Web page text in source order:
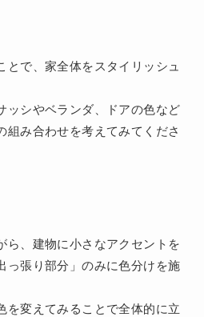
とで、家全体をスタイリッシュ
ッシやベランダ、ドアの色など
組み合わせを考えてみてくださ
ら、建物に小さなアクセントを
っ張り部分」のみに色分けを施
を変えてみることで全体的に立